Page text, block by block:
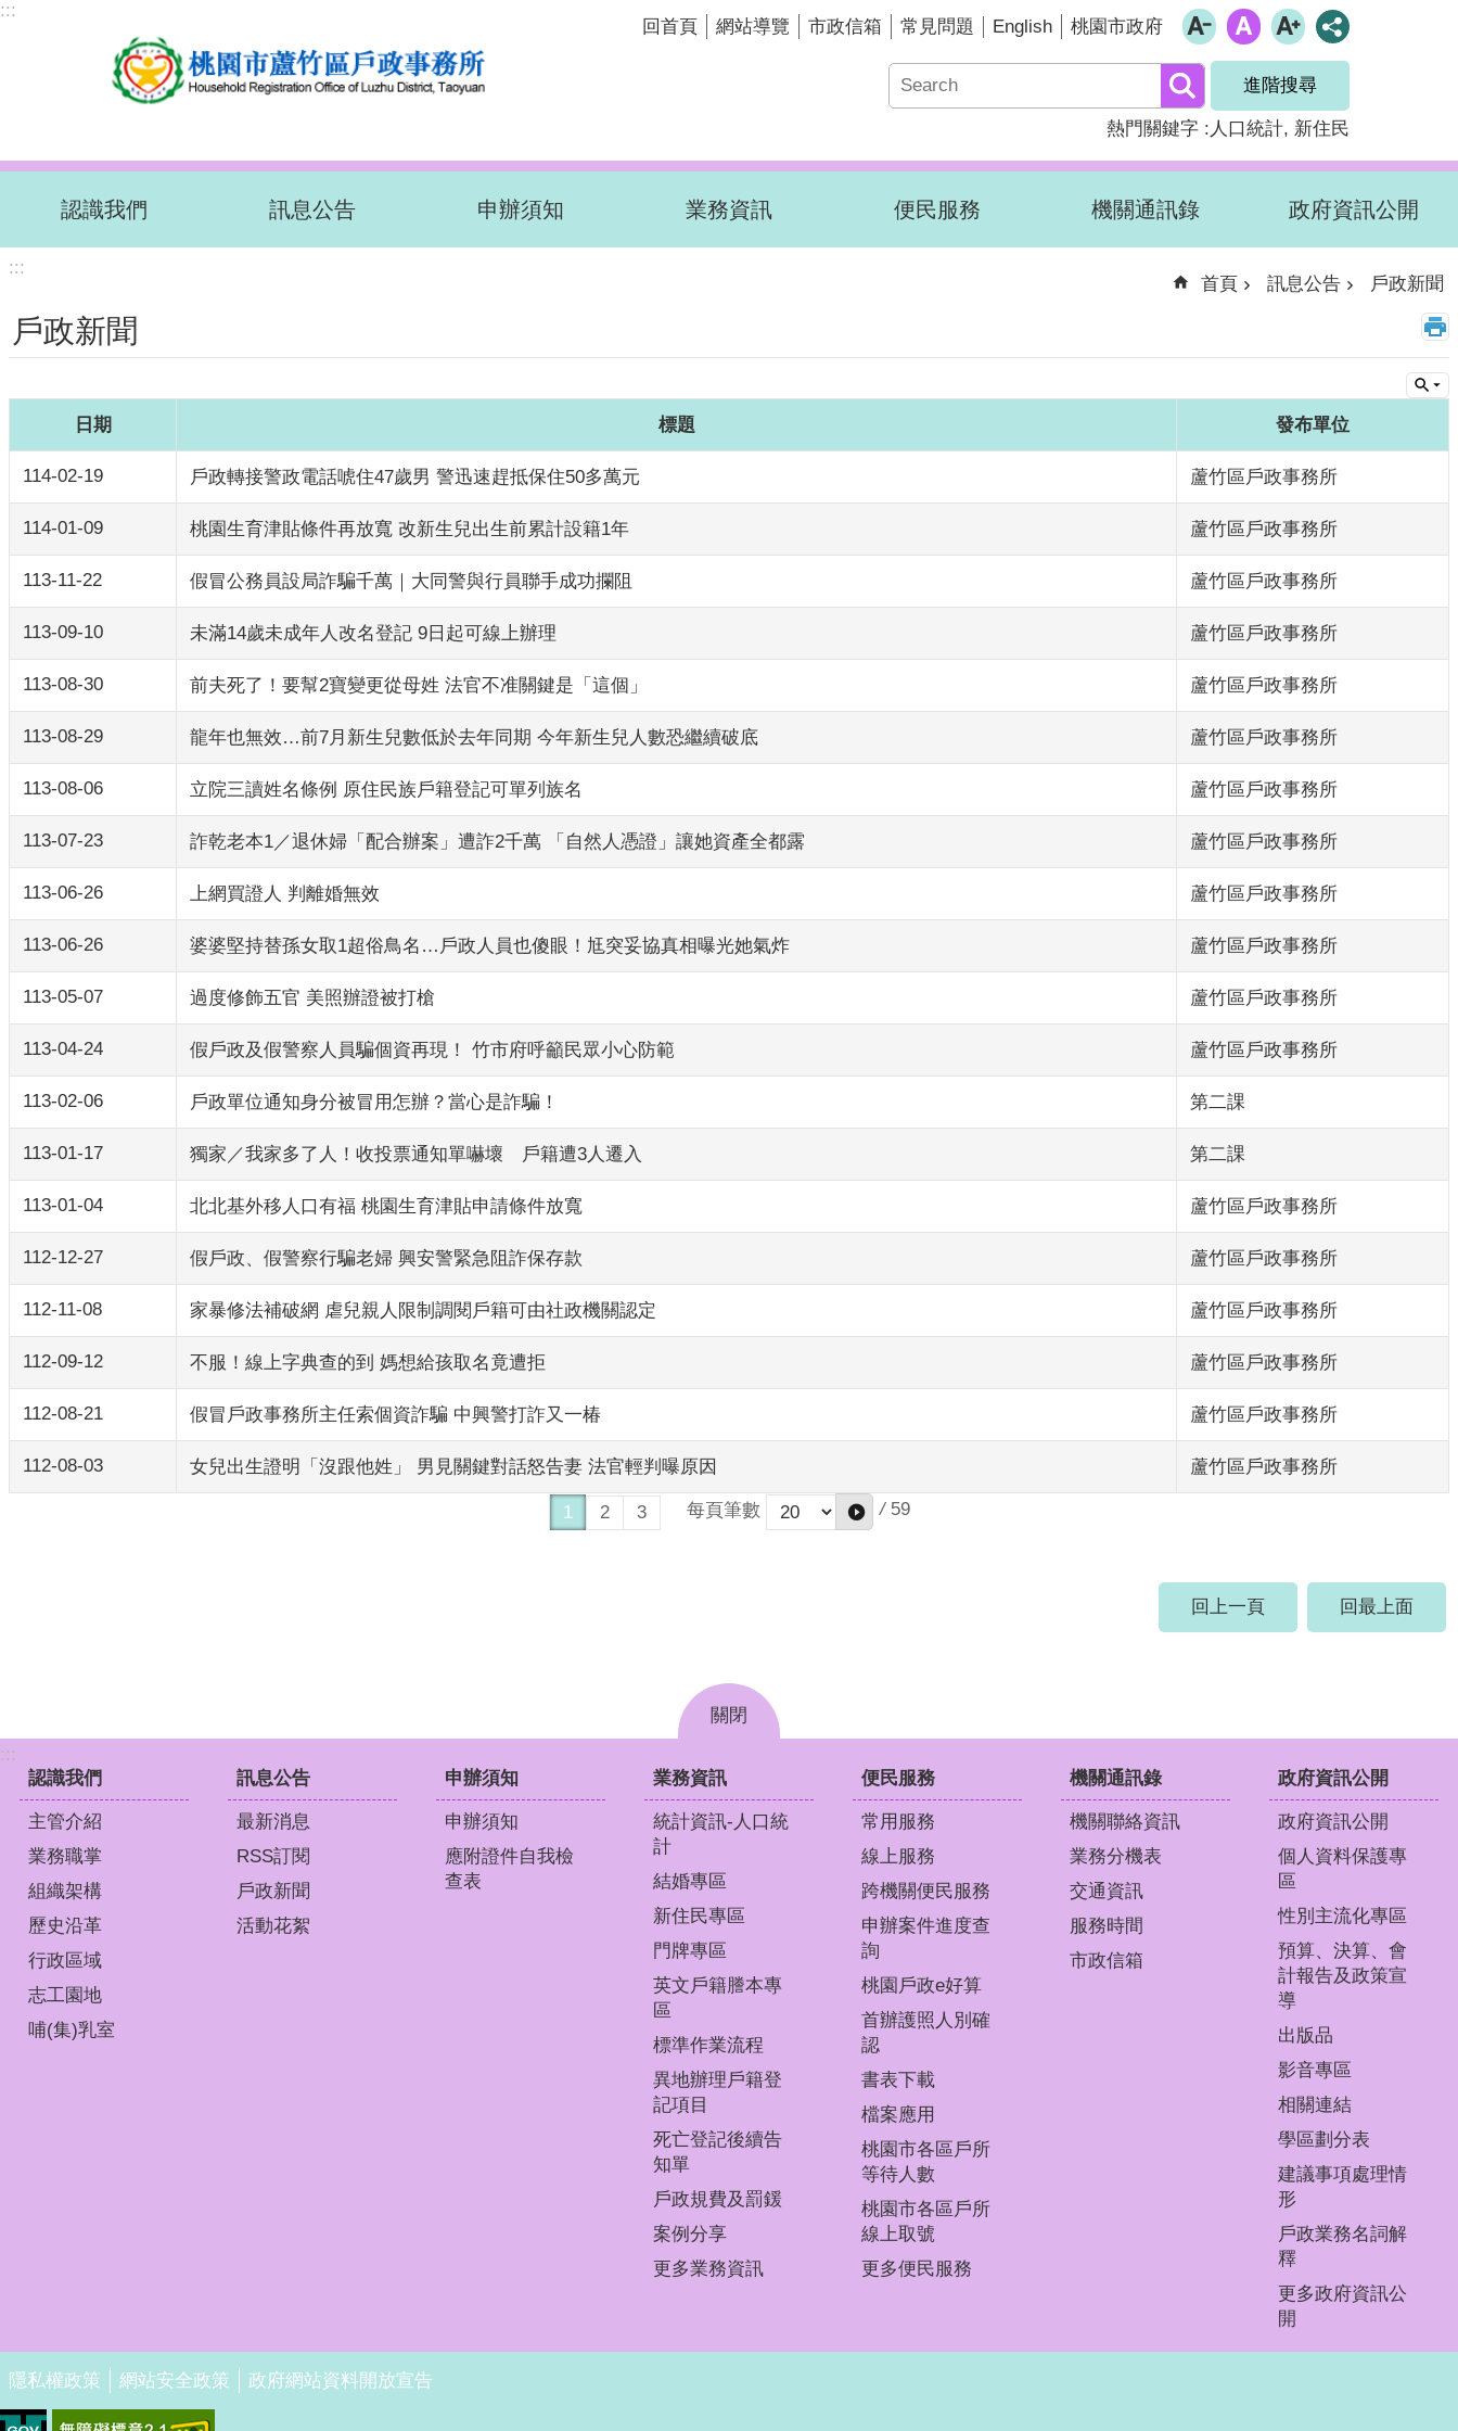
跳到主要內容區塊
:::
回首頁 網站導覽 市政信箱 常見問題 English 桃園市政府
進階搜尋
熱門關鍵字 人口統計 新住民
認識我們 訊息公告 申辦須知 業務資訊 便民服務 機關通訊錄 政府資訊公開
:::
首頁 訊息公告 戶政新聞
戶政新聞
日期 標題 發布單位
114-02-19 戶政轉接警政電話唬住47歲男 警迅速趕抵保住50多萬元 蘆竹區戶政事務所
114-01-09 桃園生育津貼條件再放寬 改新生兒出生前累計設籍1年 蘆竹區戶政事務所
113-11-22 假冒公務員設局詐騙千萬｜大同警與行員聯手成功攔阻 蘆竹區戶政事務所
113-09-10 未滿14歲未成年人改名登記 9日起可線上辦理 蘆竹區戶政事務所
113-08-30 前夫死了！要幫2寶變更從母姓 法官不准關鍵是「這個」 蘆竹區戶政事務所
113-08-29 龍年也無效…前7月新生兒數低於去年同期 今年新生兒人數恐繼續破底 蘆竹區戶政事務所
113-08-06 立院三讀姓名條例 原住民族戶籍登記可單列族名 蘆竹區戶政事務所
113-07-23 詐乾老本1／退休婦「配合辦案」遭詐2千萬 「自然人憑證」讓她資產全都露 蘆竹區戶政事務所
113-06-26 上網買證人 判離婚無效 蘆竹區戶政事務所
113-06-26 婆婆堅持替孫女取1超俗鳥名…戶政人員也傻眼！尪突妥協真相曝光她氣炸 蘆竹區戶政事務所
113-05-07 過度修飾五官 美照辦證被打槍 蘆竹區戶政事務所
113-04-24 假戶政及假警察人員騙個資再現！ 竹市府呼籲民眾小心防範 蘆竹區戶政事務所
113-02-06 戶政單位通知身分被冒用怎辦？當心是詐騙！ 第二課
113-01-17 獨家／我家多了人！收投票通知單嚇壞 戶籍遭3人遷入 第二課
113-01-04 北北基外移人口有福 桃園生育津貼申請條件放寬 蘆竹區戶政事務所
112-12-27 假戶政、假警察行騙老婦 興安警緊急阻詐保存款 蘆竹區戶政事務所
112-11-08 家暴修法補破網 虐兒親人限制調閱戶籍可由社政機關認定 蘆竹區戶政事務所
112-09-12 不服！線上字典查的到 媽想給孩取名竟遭拒 蘆竹區戶政事務所
112-08-21 假冒戶政事務所主任索個資詐騙 中興警打詐又一椿 蘆竹區戶政事務所
112-08-03 女兒出生證明「沒跟他姓」 男見關鍵對話怒告妻 法官輕判曝原因 蘆竹區戶政事務所
1 2 3 每頁筆數 / 59
回上一頁 回最上面
關閉
:::
認識我們
主管介紹
業務職掌
組織架構
歷史沿革
行政區域
志工園地
哺(集)乳室
訊息公告
最新消息
RSS訂閱
戶政新聞
活動花絮
申辦須知
申辦須知
應附證件自我檢
查表
業務資訊
統計資訊-人口統
計
結婚專區
新住民專區
門牌專區
英文戶籍謄本專
區
標準作業流程
異地辦理戶籍登
記項目
死亡登記後續告
知單
戶政規費及罰鍰
案例分享
更多業務資訊
便民服務
常用服務
線上服務
跨機關便民服務
申辦案件進度查
詢
桃園戶政e好算
首辦護照人別確
認
書表下載
檔案應用
桃園市各區戶所
等待人數
桃園市各區戶所
線上取號
更多便民服務
機關通訊錄
機關聯絡資訊
業務分機表
交通資訊
服務時間
市政信箱
政府資訊公開
政府資訊公開
個人資料保護專
區
性別主流化專區
預算、決算、會
計報告及政策宣
導
出版品
影音專區
相關連結
學區劃分表
建議事項處理情
形
戶政業務名詞解
釋
更多政府資訊公
開
隱私權政策 網站安全政策 政府網站資料開放宣告